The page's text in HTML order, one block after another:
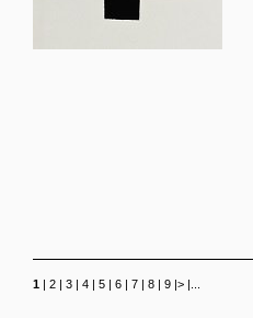
1 | 2 | 3 | 4 | 5 | 6 | 7 | 8 | 9 |> |